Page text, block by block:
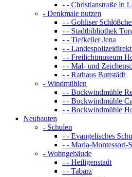
- - Christianstraße in
- Denkmale nutzen
- - Gohliser
- - Stadtbibliothek
- - Tiefkeller Jena
- -
- - Freilichtmuseum
- - Mal- und
- - Rathaus Buttstädt
- Windmühlen
- - Bockwindmühle
- - Bockwindmühle
- - Bockwindmühle
Neubauten
- Schulen
- - Evangelisches
- - Maria-Montessori-
- Wohngebäude
- - Heiligenstadt
- - Tabarz